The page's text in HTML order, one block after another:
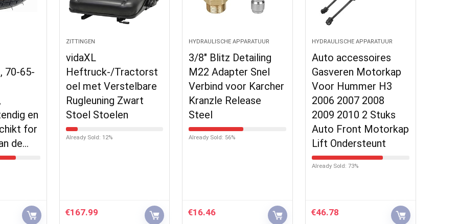
70-65-
en
for
de…
ZITTINGEN
vidaXL
Heftruck-/Tractorst
oel met Verstelbare
Rugleuning Zwart
Stoel Stoelen
Already Sold: 12%
€167.99
HYDRAULISCHE APPARATUUR
3/8″ Blitz Detailing
M22 Adapter Snel
Verbind voor Karcher
Kranzle Release
Steel
Already Sold: 56%
€16.46
HYDRAULISCHE APPARATUUR
Auto accessoires
Gasveren Motorkap
Voor Hummer H3
2006 2007 2008
2009 2010 2 Stuks
Auto Front Motorkap
Lift Ondersteunt
Already Sold: 73%
€46.78